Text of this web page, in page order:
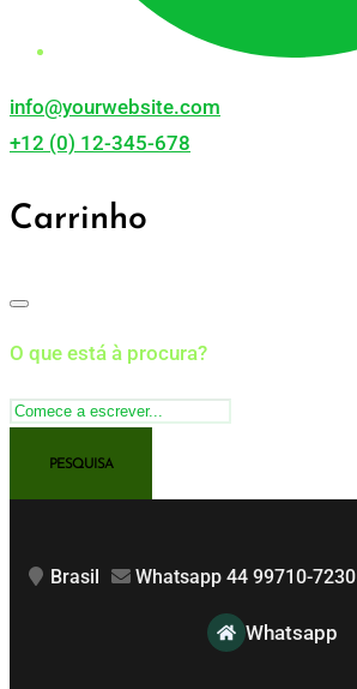
info@yourwebsite.com
+12 (0) 12-345-678
Carrinho
O que está à procura?
Brasil Whatsapp 44 99710-7230
Whatsapp